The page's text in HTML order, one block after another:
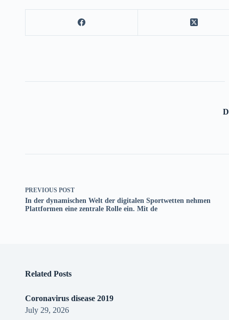
PREVIOUS POST
In der dynamischen Welt der digitalen Sportwetten nehmen
Plattformen eine zentrale Rolle ein. Mit de
Related Posts
Coronavirus disease 2019
July 29, 2026